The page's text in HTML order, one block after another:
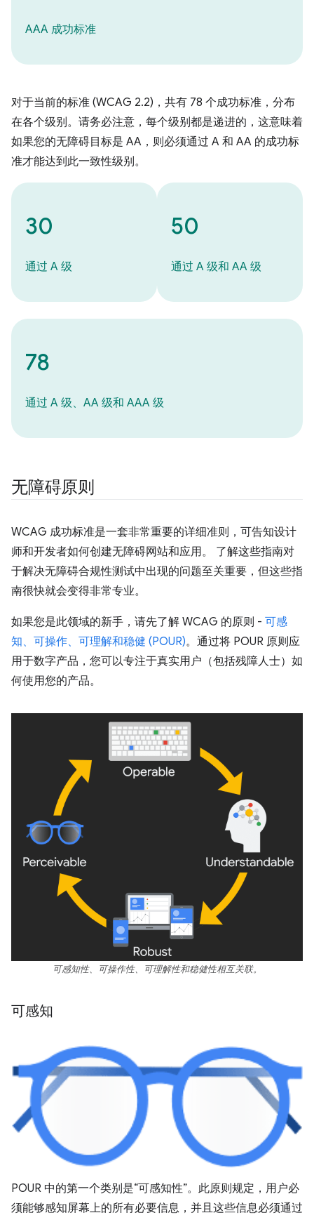
AAA 成功标准
对于当前的标准 (WCAG 2.2)，共有 78 个成功标准，分布
在各个级别。请务必注意，每个级别都是递进的，这意味着
如果您的无障碍目标是 AA，则必须通过 A 和 AA 的成功标
准才能达到此一致性级别。
30
通过 A 级
50
通过 A 级和 AA 级
78
通过 A 级、AA 级和 AAA 级
无障碍原则
WCAG 成功标准是一套非常重要的详细准则，可告知设计
师和开发者如何创建无障碍网站和应用。 了解这些指南对
于解决无障碍合规性测试中出现的问题至关重要，但这些指
南很快就会变得非常专业。
如果您是此领域的新手，请先了解 WCAG 的原则 - 可感
知、可操作、可理解和稳健 (POUR)。通过将 POUR 原则应
用于数字产品，您可以专注于真实用户（包括残障人士）如
何使用您的产品。
可感知性、可操作性、可理解性和稳健性相互关联。
可感知
POUR 中的第一个类别是“可感知性”。此原则规定，用户必
须能够感知屏幕上的所有必要信息，并且这些信息必须通过